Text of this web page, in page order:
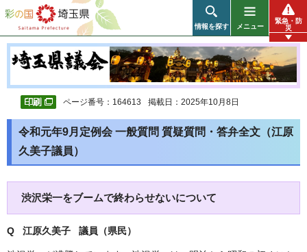
彩の国 埼玉県
情報を探す メニュー
緊急・防
災
ページ番号：164613 掲載日：2025年10月8日
令和元年9月定例会 一般質問 質疑質問・答弁全文（江原
久美子議員）
渋沢栄一をブームで終わらせないについて
Q 江原久美子 議員（県民）